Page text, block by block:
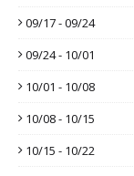
09/17 - 09/24
09/24 - 10/01
10/01 - 10/08
10/08 - 10/15
10/15 - 10/22